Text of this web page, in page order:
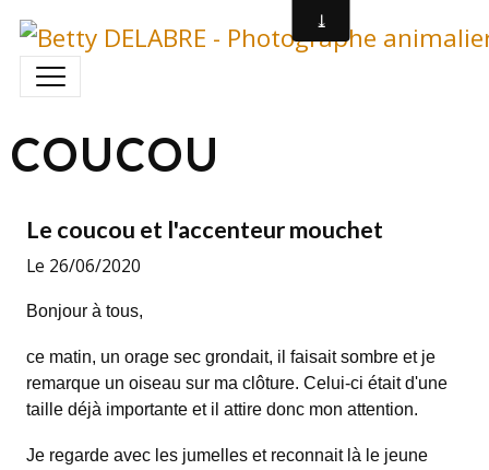
COUCOU
Le coucou et l'accenteur mouchet
Le 26/06/2020
Bonjour à tous,
ce matin, un orage sec grondait, il faisait sombre et je
remarque un oiseau sur ma clôture. Celui-ci était d'une
taille déjà importante et il attire donc mon attention.
Je regarde avec les jumelles et reconnait là le jeune